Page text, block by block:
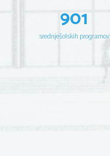
901
srednješolskih programov